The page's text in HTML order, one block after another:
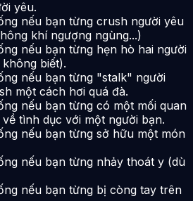
yêu.
nếu bạn từng crush người yêu
khí ngượng ngùng...)
nếu bạn từng hẹn hò hai người
biết).
nếu bạn từng "stalk" người
một cách hơi quá đà.
nếu bạn từng có một mối quan
tình dục với một người bạn.
nếu bạn từng sở hữu một món
nếu bạn từng nhảy thoát y (dù
nếu bạn từng bị còng tay trên